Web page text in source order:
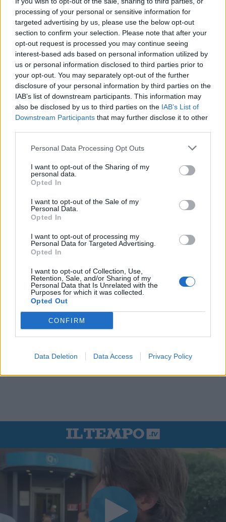
processing of your personal or sensitive information for
targeted advertising by us, please use the below opt-out
section to confirm your selection. Please note that after your
opt-out request is processed you may continue seeing
interest-based ads based on personal information utilized by
us or personal information disclosed to third parties prior to
your opt-out. You may separately opt-out of the further
disclosure of your personal information by third parties on the
IAB’s list of downstream participants. This information may
also be disclosed by us to third parties on the IAB’s List of
Downstream Participants that may further disclose it to other
Personal Data Processing Opt Outs
I want to opt-out of the Sharing of my
personal data.
Opted In
I want to opt-out of the Sale of my
Personal Data.
Opted In
I want to opt-out of processing my
Personal Data for Targeted Advertising.
Opted In
I want to opt-out of Collection, Use,
Retention, Sale, and/or Sharing of my
Personal Data that Is Unrelated with the
Purposes for which it was collected.
Opted Out
CONFIRM
Data Deletion Data Access Privacy Policy